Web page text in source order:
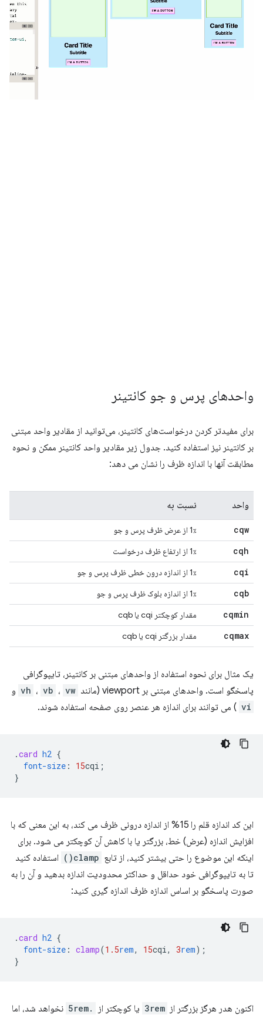
واحدهای پرس و جو کانتینر
برای مفیدتر کردن درخواست‌های کانتینر، می‌توانید از مقادیر واحد مبتنی
بر کانتینر نیز استفاده کنید. جدول زیر مقادیر واحد کانتینر ممکن و نحوه
مطابقت آنها با اندازه ظرف را نشان می دهد:
واحد نسبت به
cqw 1٪ از عرض ظرف پرس و جو
cqh 1٪ از ارتفاع ظرف درخواست
cqi 1٪ از اندازه درون خطی ظرف پرس و جو
cqb 1٪ از اندازه بلوک ظرف پرس و جو
cqmin مقدار کوچکتر cqi یا cqb
cqmax مقدار بزرگتر cqi یا cqb
یک مثال برای نحوه استفاده از واحدهای مبتنی بر کانتینر، تایپوگرافی
پاسخگو است. واحدهای مبتنی بر viewport (مانند
vh ، vb ، vw و
vi ) می توانند برای اندازه هر عنصر روی صفحه استفاده شوند.
.card h2 {
font-size : 15cqi ;
}
این کد اندازه قلم را 15% از اندازه درونی ظرف می کند، به این معنی که با
افزایش اندازه (عرض) خط، بزرگتر یا با کاهش آن کوچکتر می شود. برای
اینکه این موضوع را حتی بیشتر کنید، از تابع clamp()
استفاده کنید
تا به تایپوگرافی خود حداقل و حداکثر محدودیت اندازه بدهید و آن را به
صورت پاسخگو بر اساس اندازه ظرف اندازه گیری کنید:
.card h2 {
font-size : clamp(1.5rem, 15cqi, 3rem);
}
اکنون هدر هرگز بزرگتر از 3rem یا کوچکتر از .5rem
نخواهد شد، اما